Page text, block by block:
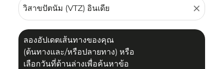
close
ลองอัปเดตเส้นทางของคุณ
(ต้นทางและ/หรือปลายทาง) หรือ
เลือกวันที่ด้านล่างเพื่อค้นหาข้อ